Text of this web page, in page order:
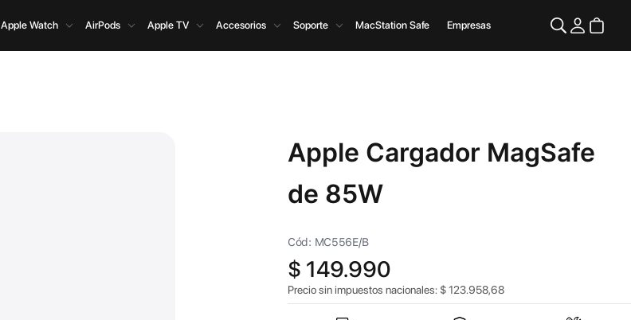
Apple Watch AirPods Apple TV Accesorios Soporte MacStation Safe Empresas
Apple Cargador MagSafe
de 85W
Cód: MC556E/B
$ 149.990
Precio sin impuestos nacionales: $123.958,68